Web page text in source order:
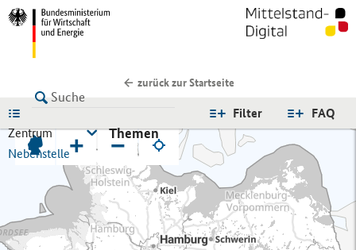
zurück zur Startseite
FAQ
Filter
Zentrum
Nebenstelle
Themen
+ −